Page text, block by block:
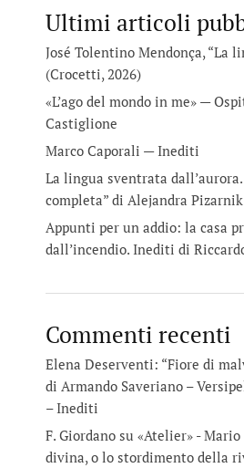
Ultimi articoli
José Tolentino Mendonça, “La
(Crocetti, 2026)
«L’ago del mondo in me» —
Castiglione
Marco Caporali — Inediti
La lingua sventrata dall’aurora.
completa” di Alejandra
Appunti per un addio: la casa
dall’incendio. Inediti di
Commenti recenti
Elena Deserventi: “Fiore di
di Armando Saveriano –
– Inediti
F. Giordano su «Atelier» - Mario
divina, o lo stordimento della